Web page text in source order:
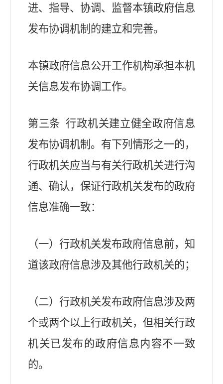
进、指导、协调、监督本镇政府信息
发布协调机制的建立和完善。
本镇政府信息公开工作机构承担本机
关信息发布协调工作。
第三条 行政机关建立健全政府信息
发布协调机制。有下列情形之一的，
行政机关应当与有关行政机关进行沟
通、确认，保证行政机关发布的政府
信息准确一致：
（一）行政机关发布政府信息前，知
道该政府信息涉及其他行政机关的；
（二）行政机关发布政府信息涉及两
个或两个以上行政机关，但相关行政
机关已发布的政府信息内容不一致
的。